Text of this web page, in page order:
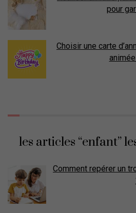
pour
Choisir une carte
les articles “enfant”
Comment repérer un